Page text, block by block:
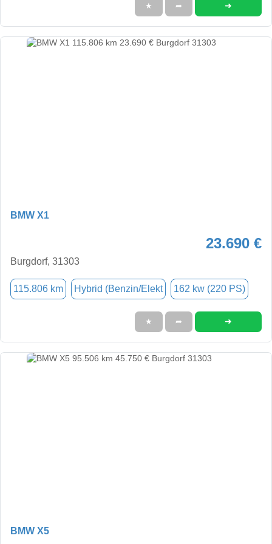
★ ➦ ➜
BMW X1
23.690 €
Burgdorf, 31303
115.806 km Hybrid (Benzin/Elekt 162 kw (220 PS)
★ ➦ ➜
BMW X5